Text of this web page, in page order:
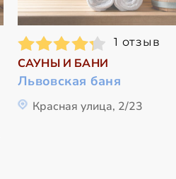
1 отзыв
САУНЫ И БАНИ
Львовская баня
Красная улица, 2/23